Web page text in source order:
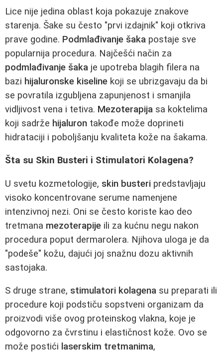
Lice nije jedina oblast koja pokazuje znakove
starenja. Šake su često "prvi izdajnik" koji otkriva
prave godine. Podmlađivanje šaka postaje sve
popularnija procedura. Najčešći način za
podmlađivanje šaka je upotreba blagih filera na
bazi hijaluronske kiseline koji se ubrizgavaju da bi
se povratila izgubljena zapunjenost i smanjila
vidljivost vena i tetiva. Mezoterapija sa koktelima
koji sadrže hijaluron takođe može doprineti
hidrataciji i poboljšanju kvaliteta kože na šakama.
Šta su Skin Busteri i Stimulatori Kolagena?
U svetu kozmetologije, skin busteri predstavljaju
visoko koncentrovane serume namenjene
intenzivnoj nezi. Oni se često koriste kao deo
tretmana mezoterapije ili za kućnu negu nakon
procedura poput dermarolera. Njihova uloga je da
"podeše" kožu, dajući joj snažnu dozu aktivnih
sastojaka.
S druge strane, stimulatori kolagena su preparati ili
procedure koji podstiču sopstveni organizam da
proizvodi više ovog proteinskog vlakna, koje je
odgovorno za čvrstinu i elastičnost kože. Ovo se
može postići laserskim tretmanima,